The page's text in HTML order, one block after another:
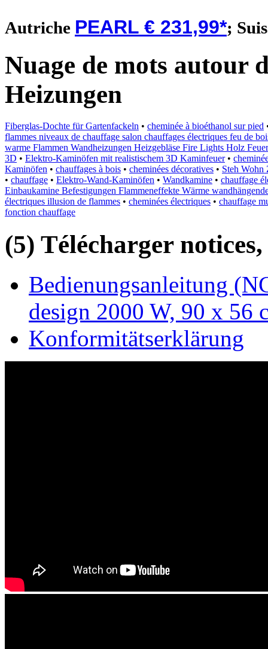
Autriche PEARL € 231,99*;
Nuage de mots autour
Heizungen
Fiberglas-Dochte für Gartenfackeln • cheminée à bioéthanol sur pied
flammes niveaux de chauffage salon chauffages électriques feu de
warme Flammen Wandheizungen Heizgebläse Fire Lights Holz
3D • Elektro-Kaminöfen mit realistischem 3D Kaminfeuer•
Kaminöfen • chauffages à bois • cheminées décoratives • Steh Wohn
• chauffage • Elektro-Wand-Kaminöfen • Wandkamine • chauffage
Einbaukamine Befestigungen Flammeneffekte Wärme
électriques illusion de flammes • cheminées électriques • chauffage
fonction chauffage
(5) Télécharger
Bedienungsanleitung
design 2000 W, 90 x 56
Konformitätserklärung